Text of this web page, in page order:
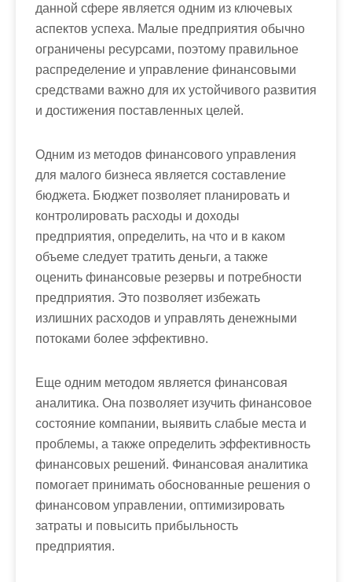
данной сфере является одним из ключевых
аспектов успеха. Малые предприятия обычно
ограничены ресурсами, поэтому правильное
распределение и управление финансовыми
средствами важно для их устойчивого развития
и достижения поставленных целей.
Одним из методов финансового управления
для малого бизнеса является составление
бюджета. Бюджет позволяет планировать и
контролировать расходы и доходы
предприятия, определить, на что и в каком
объеме следует тратить деньги, а также
оценить финансовые резервы и потребности
предприятия. Это позволяет избежать
излишних расходов и управлять денежными
потоками более эффективно.
Еще одним методом является финансовая
аналитика. Она позволяет изучить финансовое
состояние компании, выявить слабые места и
проблемы, а также определить эффективность
финансовых решений. Финансовая аналитика
помогает принимать обоснованные решения о
финансовом управлении, оптимизировать
затраты и повысить прибыльность
предприятия.